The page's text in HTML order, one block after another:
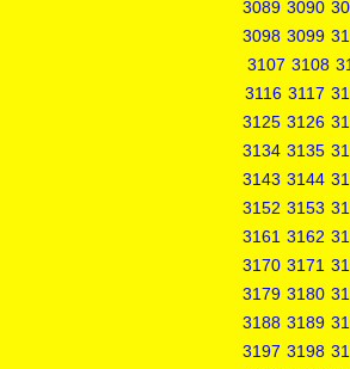
3089 3090
3098 3099
3107 3108
3116 3117
3125 3126
3134 3135
3143 3144
3152 3153
3161 3162
3170 3171
3179 3180
3188 3189
3197 3198